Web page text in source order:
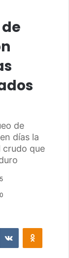
de
días la
crudo que
0